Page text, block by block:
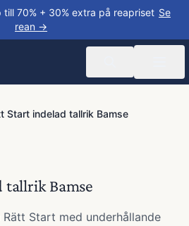
till 70% + 30% extra på reapriset Se
rean →
Start indelad tallrik Bamse
tallrik Bamse
Start med underhållande